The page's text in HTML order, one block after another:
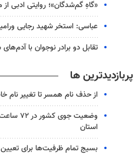
«گاهِ گم‌شدگان»؛ روایتی ادبی
عباسی: استخر شهید رجایی
تقابل دو برادر نوجوان با
پربازدیدترین ها
از حذف نام همسر تا تغییر نام
استان
بسیج تمام ظرفیت‌ها برای تعیین